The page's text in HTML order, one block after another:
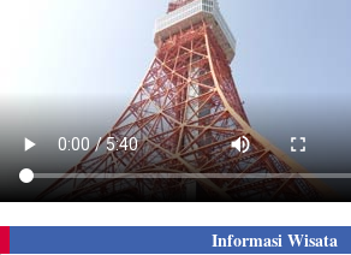
Informasi Wisata